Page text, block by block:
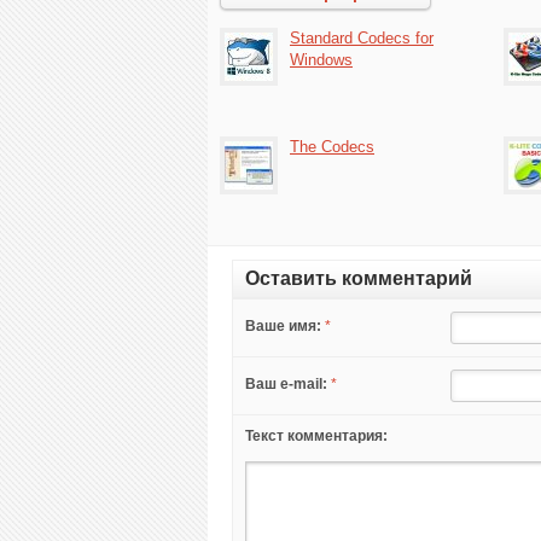
Standard Codecs for
Windows
The Codecs
Оставить комментарий
Ваше имя: *
Ваш e-mail: *
Текст комментария: